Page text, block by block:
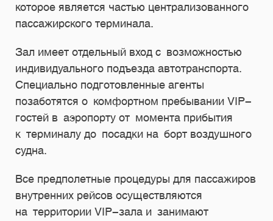
которое является частью централизованного
пассажирского терминала.
Зал имеет отдельный вход с возможностью
индивидуального подъезда автотранспорта.
Специально подготовленные агенты
позаботятся о комфортном пребывании VIP-
гостей в аэропорту от момента прибытия
к терминалу до посадки на борт воздушного
судна.
Все предполетные процедуры для пассажиров
внутренних рейсов осуществляются
на территории VIP-зала и занимают